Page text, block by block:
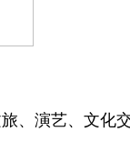
、演艺、文化